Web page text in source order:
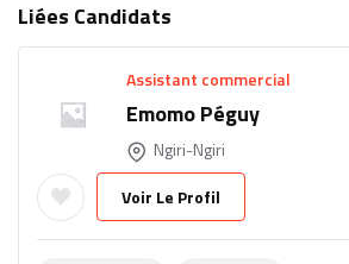
Liées Candidats
Assistant commercial
Emomo Péguy
Ngiri-Ngiri
Voir Le Profil